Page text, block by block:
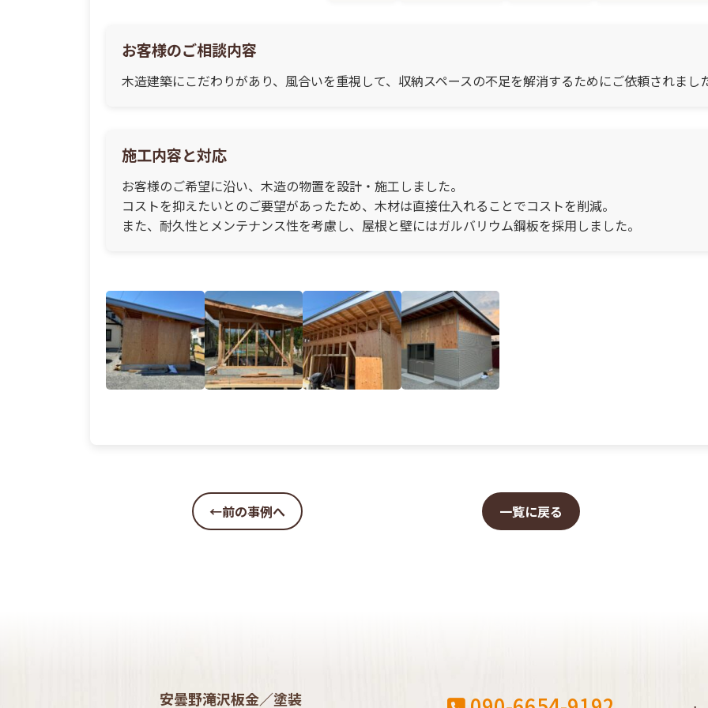
お客様のご相談内容
木造建築にこだわりがあり、風合いを重視して、収納スペースの不足を解消するためにご依頼されまし
施工内容と対応
お客様のご希望に沿い、木造の物置を設計・施工しました。
コストを抑えたいとのご要望があったため、木材は直接仕入れることでコストを削減。
また、耐久性とメンテナンス性を考慮し、屋根と壁にはガルバリウム鋼板を採用しました。
←前の事例へ 一覧に戻る
安曇野滝沢板金／塗装